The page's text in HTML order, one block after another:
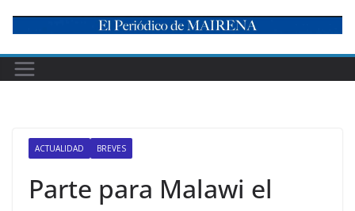
content
ACTUALIDAD BREVES
Parte para Malawi el